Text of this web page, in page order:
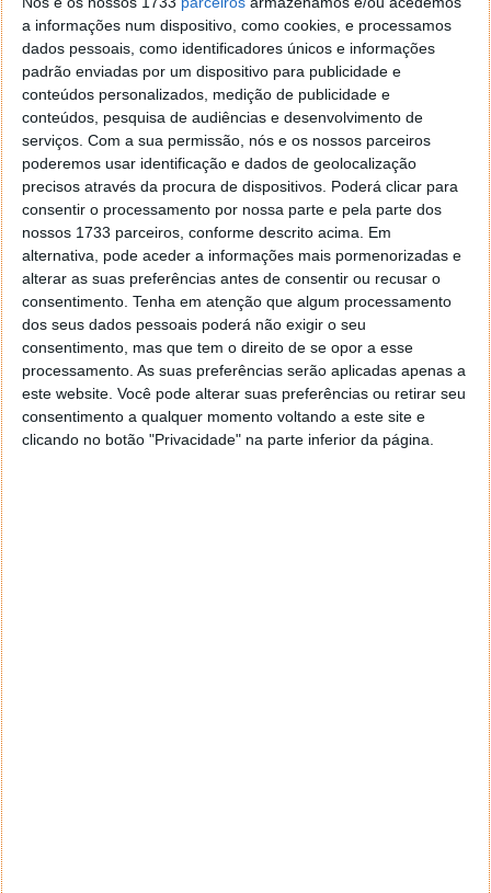
a informações num dispositivo, como cookies, e processamos
dados pessoais, como identificadores únicos e informações
padrão enviadas por um dispositivo para publicidade e
conteúdos personalizados, medição de publicidade e
conteúdos, pesquisa de audiências e desenvolvimento de
serviços. Com a sua permissão, nós e os nossos parceiros
poderemos usar identificação e dados de geolocalização
precisos através da procura de dispositivos. Poderá clicar para
consentir o processamento por nossa parte e pela parte dos
nossos 1733 parceiros, conforme descrito acima. Em
alternativa, pode aceder a informações mais pormenorizadas e
alterar as suas preferências antes de consentir ou recusar o
consentimento. Tenha em atenção que algum processamento
dos seus dados pessoais poderá não exigir o seu
consentimento, mas que tem o direito de se opor a esse
processamento. As suas preferências serão aplicadas apenas a
este website. Você pode alterar suas preferências ou retirar seu
consentimento a qualquer momento voltando a este site e
clicando no botão "Privacidade" na parte inferior da página.
estabilidade.
“Assinala-se hoje a primeira vez em que milhões de